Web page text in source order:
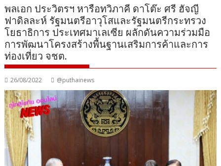
พลเอก ประวิตรฯ หารือทวิภาคี ดาโต๊ะ ศรี ฮัจญี
ฟาดิลละห์ รัฐมนตรีอาวุโสและรัฐมนตรีกระทรวง
โยธาธิการ ประเทศมาเลเซีย ผลักดันความร่วมมือ
การพัฒนาโครงสร้างพื้นฐานเสริมการค้าและการ
ท่องเที่ยว จชต.
26/08/2022 @puthainews